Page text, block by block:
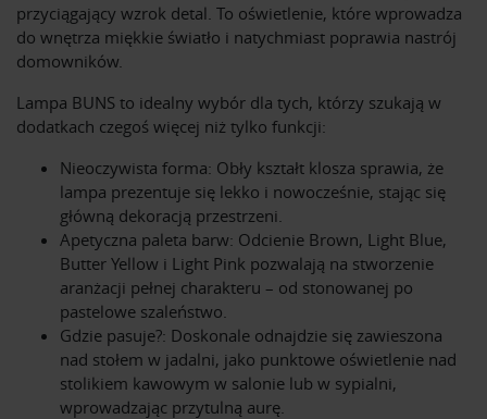
przyciągający wzrok detal. To oświetlenie, które wprowadza
do wnętrza miękkie światło i natychmiast poprawia nastrój
domowników.
Lampa BUNS to idealny wybór dla tych, którzy szukają w
dodatkach czegoś więcej niż tylko funkcji:
Nieoczywista forma: Obły kształt klosza sprawia, że
lampa prezentuje się lekko i nowocześnie, stając się
główną dekoracją przestrzeni.
Apetyczna paleta barw: Odcienie Brown, Light Blue,
Butter Yellow i Light Pink pozwalają na stworzenie
aranżacji pełnej charakteru – od stonowanej po
pastelowe szaleństwo.
Gdzie pasuje?: Doskonale odnajdzie się zawieszona
nad stołem w jadalni, jako punktowe oświetlenie nad
stolikiem kawowym w salonie lub w sypialni,
wprowadzając przytulną aurę.